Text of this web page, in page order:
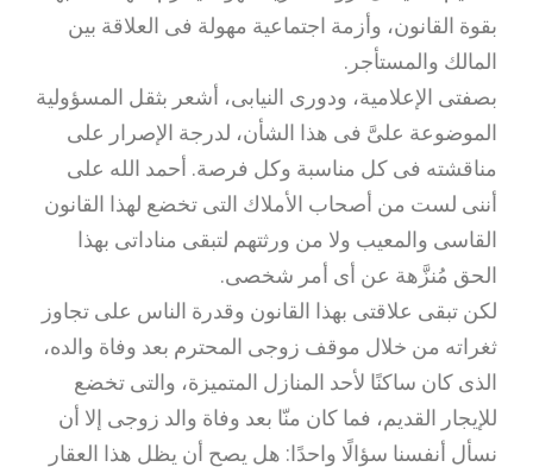
بقوة القانون، وأزمة اجتماعية مهولة فى العلاقة بين
المالك والمستأجر.
بصفتى الإعلامية، ودورى النيابى، أشعر بثقل المسؤولية
الموضوعة علىَّ فى هذا الشأن، لدرجة الإصرار على
مناقشته فى كل مناسبة وكل فرصة. أحمد الله على
أننى لست من أصحاب الأملاك التى تخضع لهذا القانون
القاسى والمعيب ولا من ورثتهم لتبقى مناداتى بهذا
الحق مُنزَّهة عن أى أمر شخصى.
لكن تبقى علاقتى بهذا القانون وقدرة الناس على تجاوز
ثغراته من خلال موقف زوجى المحترم بعد وفاة والده،
الذى كان ساكنًا لأحد المنازل المتميزة، والتى تخضع
للإيجار القديم، فما كان منّا بعد وفاة والد زوجى إلا أن
نسأل أنفسنا سؤالًا واحدًا: هل يصح أن يظل هذا العقار